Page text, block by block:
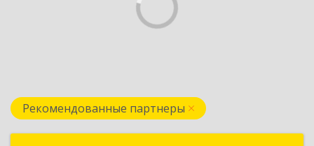
Рекомендованные партнеры